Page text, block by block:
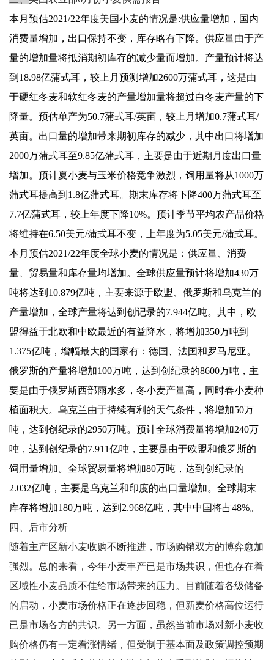
本月预估2021/22年度美国小麦的情况是:供应量增加，国内
消费量增加，出口保持不变，库存略有下降。供应量由于产
量的增加量将抵消期初库存的减少量而增加。产量预计将达
到18.98亿蒲式耳，较上月预测增加2600万蒲式耳，这是由
于硬红冬麦和软红冬麦的产量增加量将超过白冬麦产量的下
降量。预估单产为50.7蒲式耳/英亩，较上月增加0.7蒲式耳/
英亩。出口量的增加带来期初库存的减少，其中出口将增加
2000万蒲式耳至9.85亿蒲式耳，主要是由于近期月度出口量
增加。预计夏小麦与玉米价格竞争激烈，饲用量将从1000万
蒲式耳提高到1.8亿蒲式耳。期末库存将下降400万蒲式耳至
7.7亿蒲式耳，较上年度下降10%。预计季节平均农产品价格
将维持在6.50美元/蒲式耳不变，上年度为5.05美元/蒲式耳。
本月预估2021/22年度全球小麦的情况是：供应量、消费
量、贸易量和库存量均增加。全球供应量预计将增加430万
吨将达到10.879亿吨，主要来源于欧盟、俄罗斯和乌克兰的
产量增加，全球产量将达到创记录的7.944亿吨。其中，欧
盟得益于北欧和中欧最近的有益降水，将增加350万吨到
1.375亿吨，增幅最大的国家有：德国、法国和罗马尼亚。
俄罗斯的产量将增加100万吨，达到创纪录的8600万吨，主
要是由于俄罗斯西部雨水多，冬小麦产量高，同时春小麦种
植面积大。乌克兰由于持续有利的天气条件，将增加50万
吨，达到创纪录的2950万吨。预计全球消费量将增加240万
吨，达到创纪录的7.911亿吨，主要是由于欧盟和俄罗斯的
饲用量增加。全球贸易量将增加80万吨，达到创纪录的
2.032亿吨，主要是乌克兰和印度的出口量增加。全球期末
库存将增加180万吨，达到2.968亿吨，其中中国将占48%。
四、
后市分析
随着主产区新小麦收购不断推进，市场购销双方的博弈愈加
强烈。总的来看，今年小麦丰产已是市场共识，但也存在着
区域性小麦品质不佳给市场带来的压力。目前随着各级储备
的启动，小麦市场价格正在逐步回稳，但新麦价格高位运行
已是市场各方的共识。另一方面，虽然当前市场对新小麦收
购价格仍有一定看涨情绪，但受制于基本面及政策调控预期